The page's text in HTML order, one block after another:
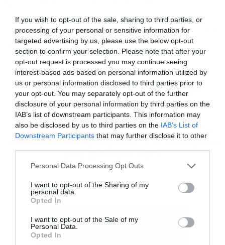
If you wish to opt-out of the sale, sharing to third parties, or
processing of your personal or sensitive information for
targeted advertising by us, please use the below opt-out
section to confirm your selection. Please note that after your
opt-out request is processed you may continue seeing
interest-based ads based on personal information utilized by
us or personal information disclosed to third parties prior to
your opt-out. You may separately opt-out of the further
disclosure of your personal information by third parties on the
IAB’s list of downstream participants. This information may
also be disclosed by us to third parties on the IAB’s List of
Downstream Participants that may further disclose it to other
Please note that this website/app uses one or more Google
not limited to your visit or usage behaviour. You may click to
grant or deny consent to Google and its third-party tags to
use your data for below specified purposes in below Google
consent section.
Personal Data Processing Opt Outs
I want to opt-out of the Sharing of my
personal data.
Opted In
I want to opt-out of the Sale of my
Personal Data.
Opted In
συγκρούσεων και τα εύρη δράσεων.
Είναι χρήσιμο να εξοικειωθείτε αμέσως με τις
θέσεις, καθώς οι πρώτες θέσεις περιορίζουν την
ελευθερία, ενώ οι τελευταίες δίνουν τον έλεγχο
του τραπεζιού χάρη στις πληροφορίες για τις
κινήσεις των άλλων. Οι χρονισμοί παίζουν
μεγάλο ρόλο: ο γρήγορος χρόνος αναγκάζει να
λαμβάνετε αποφάσεις με ταχύτερο ρυθμό, ενώ
ο τυπικός χρόνος σας επιτρέπει να αναλύετε
σημαντική: τα πλήκτρα συντόμευσης, οι
σημειώσεις για τους αντιπάλους, οι χρωματικές
ενδείξεις και οι κατανοητές προεπιλογές
στοιχημάτων εξοικονομούν δευτερόλεπτα και
Διέρρευσε στο internet κασέτα από πρόβα των
Guns N’ Roses πριν από 40 χρόνια
Ακολουθήστε το Roxx στοGoogle
Newsγια να μαθαίνετε πρώτοινέαγια
μουσική, σειρές και ταινίες.
Ακολουθήστε μαςστο spotifyγια νέα
μουσική κάθε εβδομάδα. Στο instagram
μας βρίσκετεεδώ.